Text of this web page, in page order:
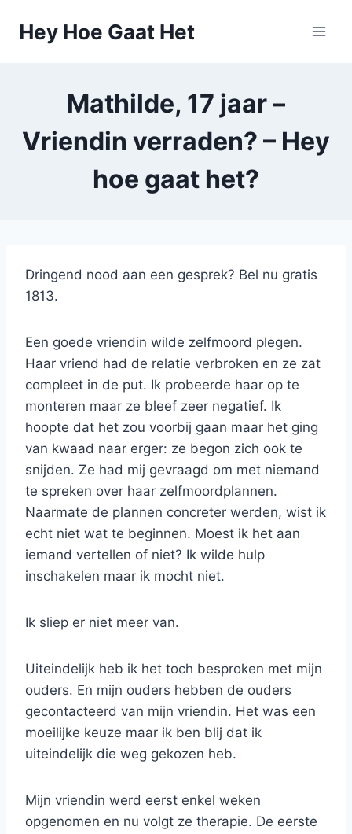
Hey Hoe Gaat Het
Mathilde, 17 jaar –
Vriendin verraden? – Hey
hoe gaat het?
Dringend nood aan een gesprek? Bel nu gratis
1813.
Een goede vriendin wilde zelfmoord plegen.
Haar vriend had de relatie verbroken en ze zat
compleet in de put. Ik probeerde haar op te
monteren maar ze bleef zeer negatief. Ik
hoopte dat het zou voorbij gaan maar het ging
van kwaad naar erger: ze begon zich ook te
snijden. Ze had mij gevraagd om met niemand
te spreken over haar zelfmoordplannen.
Naarmate de plannen concreter werden, wist ik
echt niet wat te beginnen. Moest ik het aan
iemand vertellen of niet? Ik wilde hulp
inschakelen maar ik mocht niet.
Ik sliep er niet meer van.
Uiteindelijk heb ik het toch besproken met mijn
ouders. En mijn ouders hebben de ouders
gecontacteerd van mijn vriendin. Het was een
moeilijke keuze maar ik ben blij dat ik
uiteindelijk die weg gekozen heb.
Mijn vriendin werd eerst enkel weken
opgenomen en nu volgt ze therapie. De eerste